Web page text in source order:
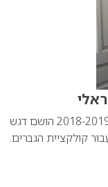
טוטאל לוק לגבר הישראלי לעונת סתיו חורף 2018-2019 הושם דגש
קולקציית הגברים.